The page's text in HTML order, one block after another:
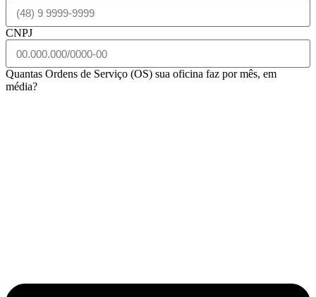
CNPJ
Quantas Ordens de Serviço (OS) sua oficina faz por mês, em
média?